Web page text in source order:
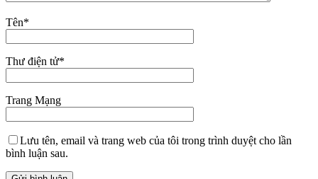
Tên*
Thư điện tử*
Trang Mạng
Lưu tên, email và trang web của tôi trong trình duyệt cho lần
bình luận sau.